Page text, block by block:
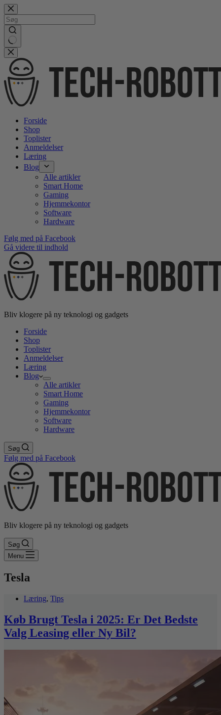
Gå
videre
til
indhold
No
results
Forside
Shop
Toplister
Anmeldelser
Læring
Blog
Alle artikler
Smart Home
Gaming
Hjemmekontor
Software
Hardware
Følg med på Facebook
Gå videre til indhold
Bliv klogere på ny teknologi og gadgets
Forside
Shop
Toplister
Anmeldelser
Læring
Blog
Alle artikler
Smart Home
Gaming
Hjemmekontor
Software
Hardware
Søg
Følg med på Facebook
Bliv klogere på ny teknologi og gadgets
Søg
Menu
Tesla
Læring, Tips
Køb Brugt Tesla i 2025: Er Det Bedste
Valg Leasing eller Ny Bil?